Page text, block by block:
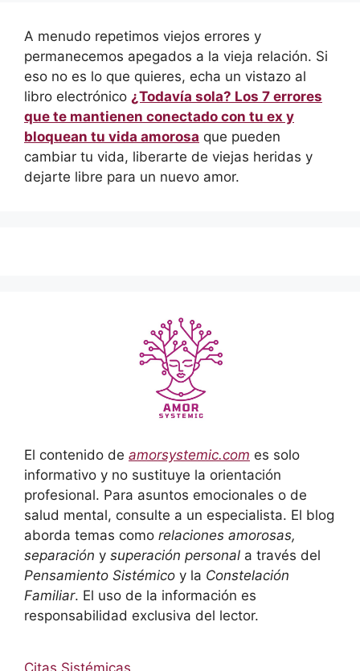
A menudo repetimos viejos errores y
permanecemos apegados a la vieja relación. Si
eso no es lo que quieres, echa un vistazo al
libro electrónico ¿Todavía sola? Los 7 errores
que te mantienen conectado con tu ex y
bloquean tu vida amorosa que pueden
cambiar tu vida, liberarte de viejas heridas y
dejarte libre para un nuevo amor.
El contenido de amorsystemic.com es solo
informativo y no sustituye la orientación
profesional. Para asuntos emocionales o de
salud mental, consulte a un especialista. El blog
aborda temas como relaciones amorosas,
separación y superación personal a través del
Pensamiento Sistémico y la Constelación
Familiar. El uso de la información es
responsabilidad exclusiva del lector.
Citas Sistémicas